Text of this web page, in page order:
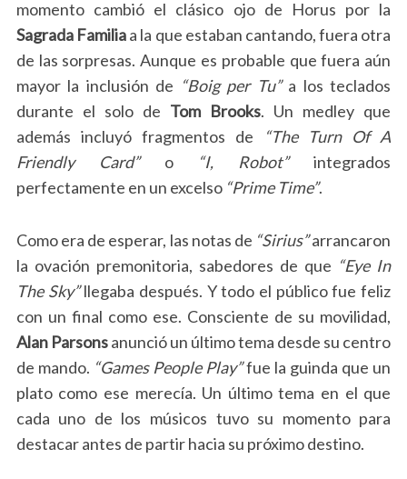
momento cambió el clásico ojo de Horus por la
Sagrada Familiaa la que estaban cantando, fuera otra
de las sorpresas. Aunque es probable que fuera aún
mayor la inclusión de “Boig per Tu”a los teclados
durante el solo de Tom Brooks. Un medley que
además incluyó fragmentos de
“The Turn Of A
Friendly Card”o “I, Robot”integrados
perfectamente en un excelso “Prime Time”.
Como era de esperar, las notas de “Sirius”arrancaron
la ovación premonitoria, sabedores de que “Eye In
The Sky”llegaba después. Y todo el público fue feliz
con un final como ese. Consciente de su movilidad,
Alan Parsonsanunció un último tema desde su centro
de mando. “Games People Play”fue la guinda que un
plato como ese merecía. Un último tema en el que
cada uno de los músicos tuvo su momento para
destacar antes de partir hacia su próximo destino.